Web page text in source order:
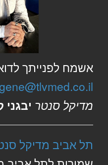
אשמח לפנייתך
מדיקל סנטר יבגני
תל אביב מדיקל